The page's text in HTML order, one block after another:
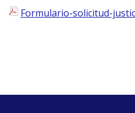
Formulario-solicitud-